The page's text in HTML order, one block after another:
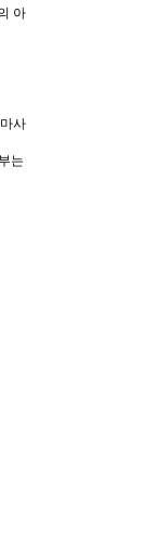
아
사
는